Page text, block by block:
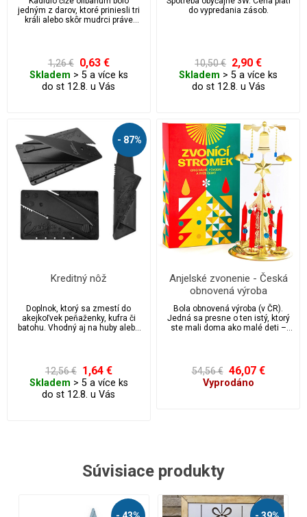
jedným z darov, ktoré priniesli tri
králi alebo skôr mudrci práve
1,26 € 0,63 €
Skladem > 5 a více ks
do st 12.8. u Vás
do vypredania zásob.
10,50 € 2,90 €
Skladem > 5 a více ks
do st 12.8. u Vás
- 87%
Kreditný nôž
Doplnok, ktorý sa zmestí do
akejkoľvek peňaženky, kufra či
batohu. Vhodný aj na huby alebo
12,56 € 1,64 €
Skladem > 5 a více ks
do st 12.8. u Vás
Anjelské zvonenie - Česká
obnovená výroba
Bola obnovená výroba (v ČR).
Jedná sa presne o ten istý, ktorý
ste mali doma ako malé deti –
tento je pevný, ťažší, stabilný,
nepadá, ak sa ho len trochu
dotknete. Bude Vám hrať / cinkať
54,56 € 46,07 €
Vyprodáno
Súvisiace produkty